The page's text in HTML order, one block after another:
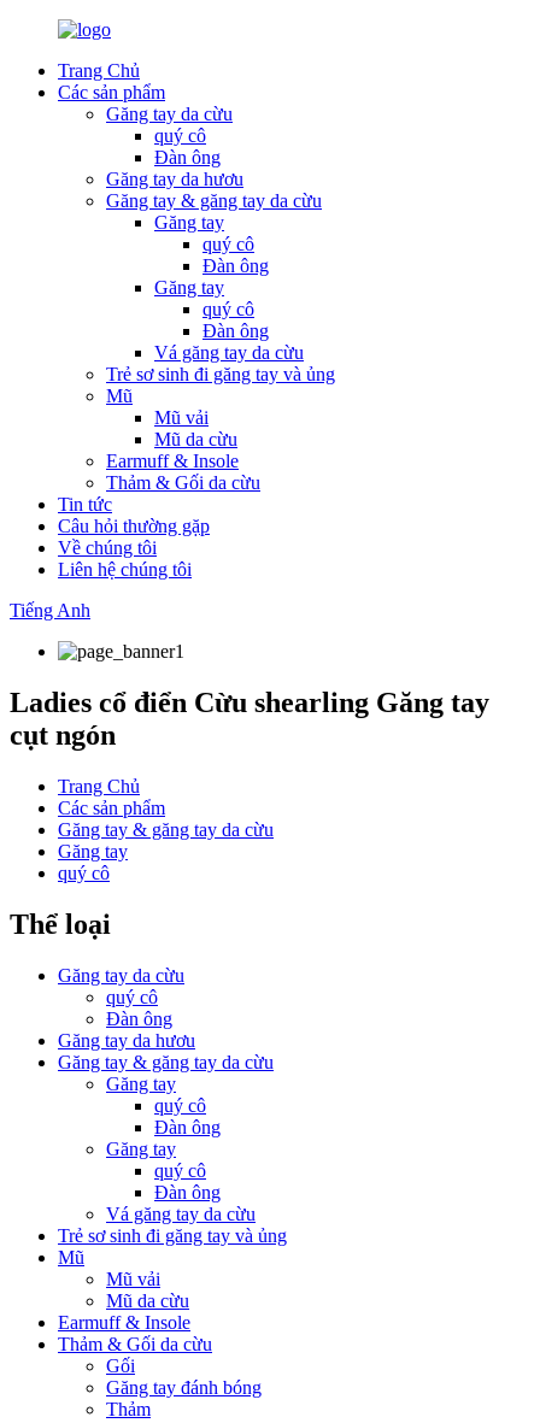
Trang Chủ
Các sản phẩm
Găng tay da cừu
quý cô
Đàn ông
Găng tay da hươu
Găng tay & găng tay da cừu
Găng tay
quý cô
Đàn ông
Găng tay
quý cô
Đàn ông
Vá găng tay da cừu
Trẻ sơ sinh đi găng tay và ủng
Mũ
Mũ vải
Mũ da cừu
Earmuff & Insole
Thảm & Gối da cừu
Tin tức
Câu hỏi thường gặp
Về chúng tôi
Liên hệ chúng tôi
Tiếng Anh
Ladies cổ điển Cừu shearling Găng tay
cụt ngón
Trang Chủ
Các sản phẩm
Găng tay & găng tay da cừu
Găng tay
quý cô
Thể loại
Găng tay da cừu
quý cô
Đàn ông
Găng tay da hươu
Găng tay & găng tay da cừu
Găng tay
quý cô
Đàn ông
Găng tay
quý cô
Đàn ông
Vá găng tay da cừu
Trẻ sơ sinh đi găng tay và ủng
Mũ
Mũ vải
Mũ da cừu
Earmuff & Insole
Thảm & Gối da cừu
Gối
Găng tay đánh bóng
Thảm